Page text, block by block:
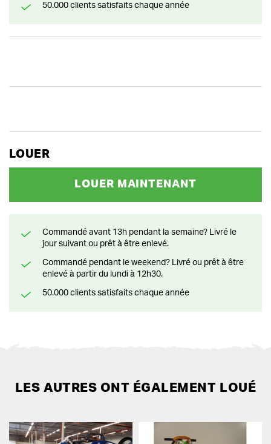
50.000 clients satisfaits chaque année
LOUER
LOUER MAINTENANT
Commandé avant 13h pendant la semaine? Livré le
jour suivant ou prêt à être enlevé.
Commandé pendant le weekend? Livré ou prêt à être
enlevé à partir du lundi à 12h30.
50.000 clients satisfaits chaque année
LES AUTRES ONT ÉGALEMENT LOUÉ